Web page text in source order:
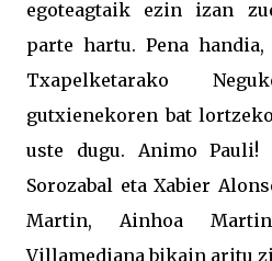
egoteagtaik ezin izan
parte hartu. Pena
Txapelketarako
gutxienekoren bat
uste dugu. Animo Pauli!
Sorozabal eta Xabier
Martin, Ainhoa
Villamediana bikain aritu